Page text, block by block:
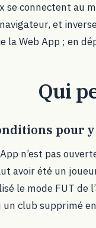
se connectent au
et
la Web App ; en
Qui
pour
n’est pas
avoir été un
le mode FUT de
un club supprimé